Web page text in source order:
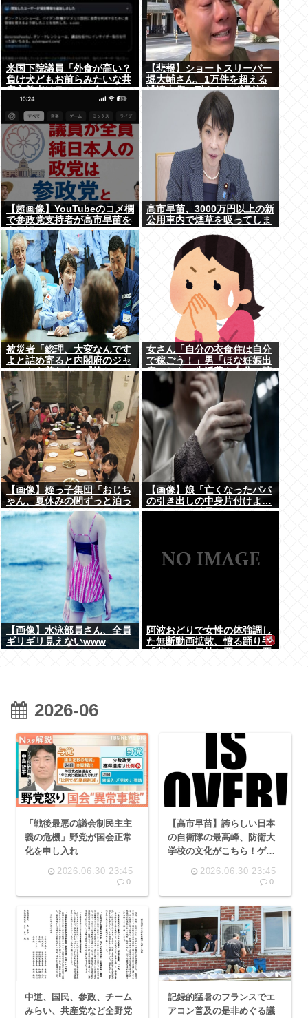
米国下院議員「外食が高い？
負け犬どもお前らみたいな共
産主義者はラーメン食って
ろ」→炎上
【悲報】ショートスリーパー
堀大輔さん、1万件を超える
誹謗中傷に耐えられず号泣し
【超画像】YouTubeのコメ欄
で参政党支持者が高市早苗を
在日認してしまうwww
高市早苗、3000万円以上の新
公用車内で煙草を吸ってしま
被災者「総理、大変なんです
よと詰め寄ると内閣府のジャ
ケットを着た人に『静かに 』
とすごまれた」
女さん「自分の衣食住は自分
で稼ごう！」男「ほな妊娠出
産のときの生活費も自分で貯
めてな」女さん「──世界か
ら色が消えた」
【画像】姪っ子集団「おじち
ゃん、夏休みの間ずっと泊っ
てくね」
【画像】娘「亡くなったパパ
の引き出しの中身片付けよ…
あっ、」⇒結果！
【画像】水泳部員さん、全員
ギリギリ見えないwww
阿波おどりで女性の体強調し
た無断動画拡散、憤る踊り手
2026-06
「戦後最悪の議会制民主主
義の危機」野党が国会正常
化を申し入れ
2026.06.30 23:45
0
【高市早苗】誇らしい日本
の自衛隊の最高峰、防衛大
学校の文化がこちら！ゲイ
2026.06.30 23:45
0
中道、国民、参政、チーム
みらい、共産党など全野党
記録的猛暑のフランスでエ
アコン普及の是非めぐる議